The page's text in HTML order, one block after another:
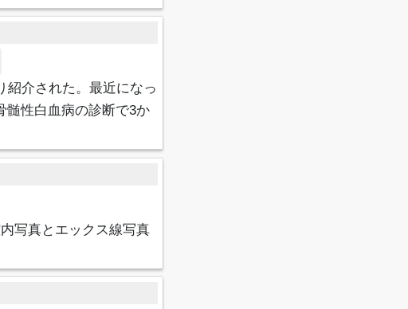
紹介された。最近になっ
髄性白血病の診断で3か
写真とエックス線写真